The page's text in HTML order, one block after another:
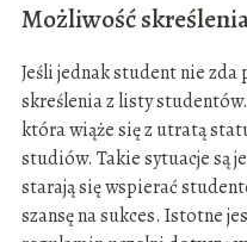
Możliwość
Jeśli jednak student nie
skreślenia z listy
która wiąże się z utratą
studiów. Takie sytuacje są
starają się wspierać
szansę na sukces. Istotne